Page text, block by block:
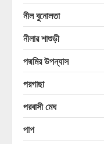
নীল বুনোলতা
নীলার শাশুড়ী
পদ্মমির উপন্যাস
পরগাছা
পরবাসী মেঘ
পাপ